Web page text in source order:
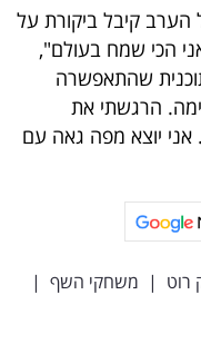
הערב קיבל ביקורת על
הכי שמח בעולם",
שהתאפשרה
הרגשתי את
אני יוצא מפה גאה עם
רוט | משחקי השף |